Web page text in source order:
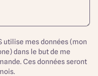
utilise mes données (mon
dans le but de me
Ces données seront